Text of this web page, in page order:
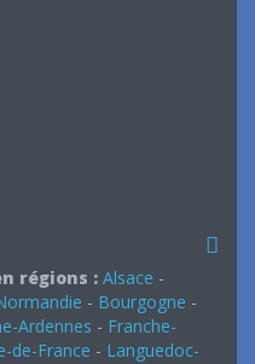
régions : Alsace -
- Bourgogne -
Ardennes - Franche-
de-France - Languedoc-